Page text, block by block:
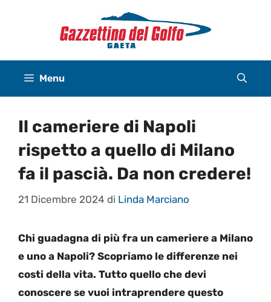
Menu
Il cameriere di Napoli
rispetto a quello di Milano
fa il pascià. Da non credere!
21 Dicembre 2024 di Linda Marciano
Chi guadagna di più fra un cameriere a Milano
e uno a Napoli? Scopriamo le differenze nei
costi della vita. Tutto quello che devi
conoscere se vuoi intraprendere questo